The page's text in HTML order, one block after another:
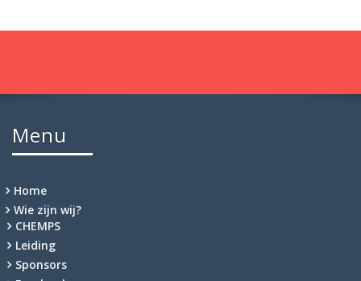
Menu
Home
Wie zijn wij?
CHEMPS
Leiding
Sponsors